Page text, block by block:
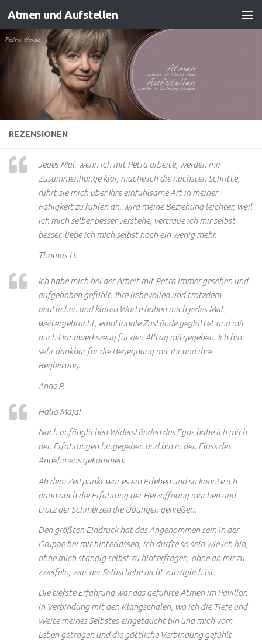
Zum Inhalt springen
Atmen und Aufstellen
REZENSIONEN
Jedes Mal, wenn ich mit Petra arbeite, werden mir
Zusammenhänge klar, mache ich die nächsten Schritte,
rührt sie mich über Ihre einfühlsame Art in meiner
Fähigkeit zu fühlen an, wird meine Beziehung leichter, weil
ich mich selber besser verstehe, vertraue ich mir selbst
besser, liebe ich mich selbst noch ein wenig mehr.
Thomas H.
Ich habe mich bei der Arbeit mit Petra immer gesehen und
aufgehoben gefühlt. Ihre liebevollen und trotzdem
deutlichen und klaren Worte haben mich jedes Mal
weitergebracht, emotionale Zustände geglättet und mir
auch Handwerkszeug für den Alltag mitgegeben. Ich bin
sehr dankbar für die Begegnung mit ihr und ihre
Begleitung.
Anne P.
Hallo Maja!
Nach anfänglichen Widerständen des Egos habe ich mich
den Erfahrungen hingegeben und bin in den Fluss des
Annehmens gekommen.
Ab dem Zeitpunkt war es ein Erleben und so konnte ich
dann auch die Erfahrung der Herzöffnung machen und
trotz der Schmerzen die Übungen genießen.
Den größten Eindruck hat das Angenommen sein in der
Gruppe bei mir hinterlassen, ich durfte so sein wie ich bin,
ohne mich ständig selbst zu hinterfragen, ohne an mir zu
zweifeln, was der Selbstliebe nicht zuträglich ist.
Die tiefste Erfahrung war das geführte Atmen im Pavillon
in Verbindung mit den Klangschalen, wo ich die Tiefe und
Weite meines Selbstes eingetaucht bin und mich vom
Leben getragen und die göttliche Verbindung gefühlt